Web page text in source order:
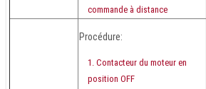
commande à distance
Procédure:
Contacteur du moteur en
position OFF